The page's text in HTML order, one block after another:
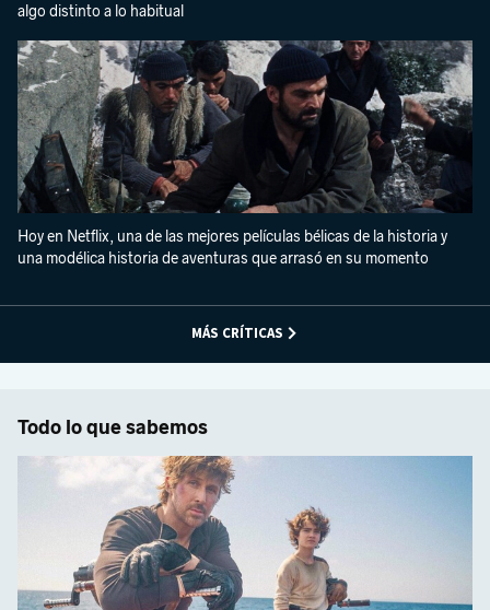
algo distinto a lo habitual
Hoy en Netflix, una de las mejores películas bélicas de la historia y
una modélica historia de aventuras que arrasó en su momento
MÁS CRÍTICAS
Todo lo que sabemos